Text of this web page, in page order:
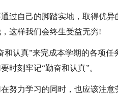
过自己的脚踏实地，取得优
这样我们会终生受益无穷!
和认真”来完成本学期的各项
时刻牢记“勤奋和认真”。
努力学习的同时，也应该注意